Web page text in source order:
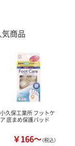
商品
小久保工業所 フットケ
ア 底まめ保護パッド
￥166～（税込）